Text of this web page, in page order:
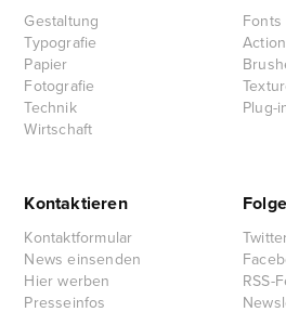
Gestaltung
Typografie
Papier
Fotografie
Technik
Wirtschaft
Fonts
Plug-
Kontaktieren
Kontaktformular
News einsenden
Hier werben
Presseinfos
RSS-